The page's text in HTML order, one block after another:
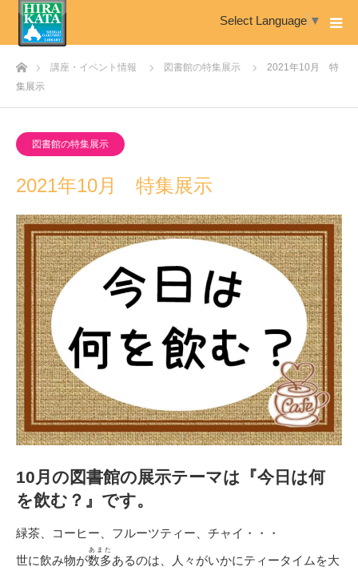
Select Language ▼
ホーム講座・イベント情報 図書館の特集展示
2021年10月 特
集展示
図書館の特集展示
2021年10月 特集展示
10月の図書館の展示テーマは『今日は何
を飲む？』です。
緑茶、コーヒー、フルーツティー、チャイ・・・
世に飲み物が数多
あまた
あるのは、人々がいかにティータイムを大